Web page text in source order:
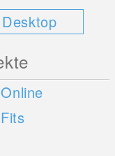
Desktop